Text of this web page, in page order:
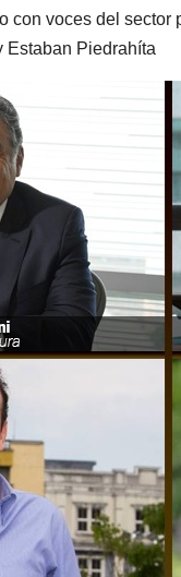
con voces del
Estaban Piedrahíta